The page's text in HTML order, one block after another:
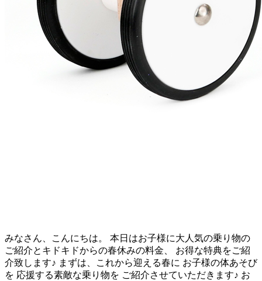
みなさん、こんにちは。 本日はお子様に大人気の乗り物の
ご紹介とキドキドからの春休みの料金、 お得な特典をご紹
介致します♪ まずは、これから迎える春に お子様の体あそび
を 応援する素敵な乗り物を ご紹介させていただきます♪ お